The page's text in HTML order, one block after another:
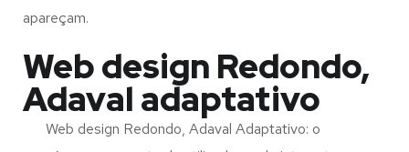
apareçam.
Web design Redondo,
Adaval adaptativo
Web design Redondo, Adaval Adaptativo: o